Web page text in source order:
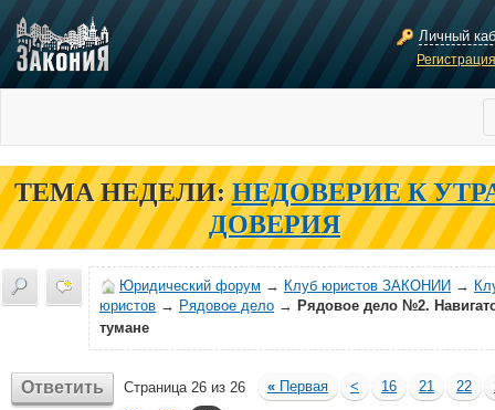
Личный
ТЕМА НЕДЕЛИ: НЕДОВЕРИЕ К
ДОВЕРИЯ
Юридический форум → Клуб юристов ЗАКОНИИ →
юристов → Рядовое дело → Рядовое дело №2.
тумане
Ответить Страница 26 из 26 « Первая < 16 21 22